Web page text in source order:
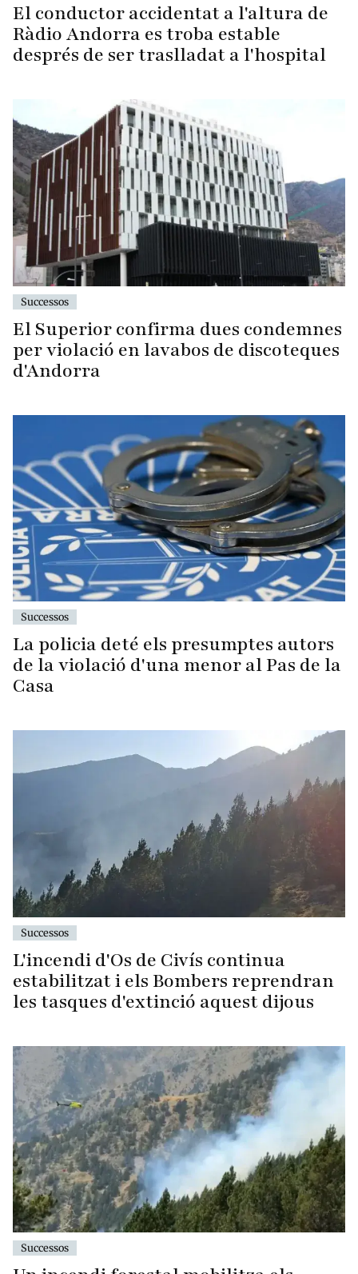
El conductor accidentat a l'altura de
Ràdio Andorra es troba estable
després de ser traslladat a l'hospital
Successos
El Superior confirma dues condemnes
per violació en lavabos de discoteques
d'Andorra
Successos
La policia deté els presumptes autors
de la violació d'una menor al Pas de la
Casa
Successos
L'incendi d'Os de Civís continua
estabilitzat i els Bombers reprendran
les tasques d'extinció aquest dijous
Successos